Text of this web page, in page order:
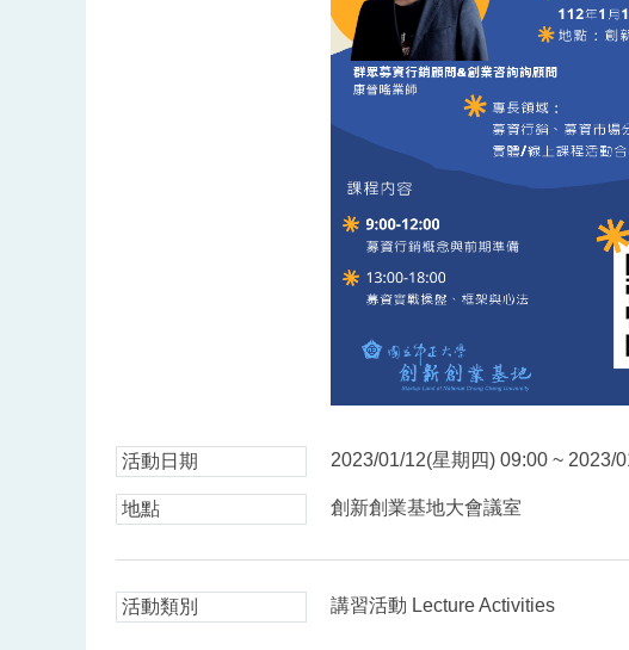
活動日期 2023/01/12(星期四) 09:00 ~ 2023/
地點 創新創業基地大會議室
活動類別 講習活動 Lecture Activities